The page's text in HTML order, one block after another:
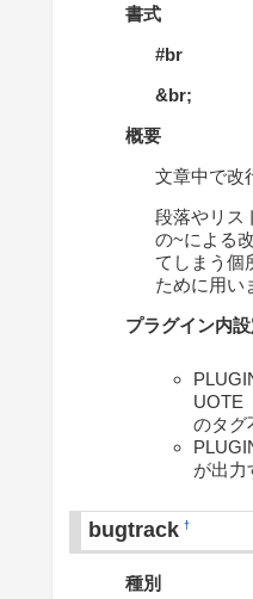
書式
#br
&br;
概要
文章中で改
段落やリス
の~による
てしまう個
ために用い
プラグイン内
UOTE
のタグ
が出力
bugtrack †
種別